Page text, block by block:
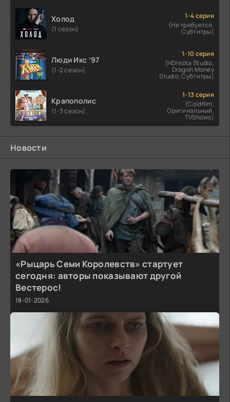
Холод
(1 сезон)
1-4 серия
(Не требуется,
Субтитры)
Люди Икс ’97
(1-2 сезон)
1-10 серия
(HDrezka Studio,
Dragon Money
Studio, Субтитры)
Крапополис
(1-3 сезон)
1-13 серия
(Coldfilm,
Оригинальный,
TVShows)
Новости
«Рыцарь Семи Королевств» стартует
сегодня: авторы показывают другой
Вестерос!
18-01-2026